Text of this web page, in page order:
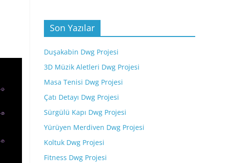
Son Yazılar
Duşakabin Dwg Projesi
3D Müzik Aletleri Dwg Projesi
Masa Tenisi Dwg Projesi
Çatı Detayı Dwg Projesi
Sürgülü Kapı Dwg Projesi
Yürüyen Merdiven Dwg Projesi
Koltuk Dwg Projesi
Fitness Dwg Projesi